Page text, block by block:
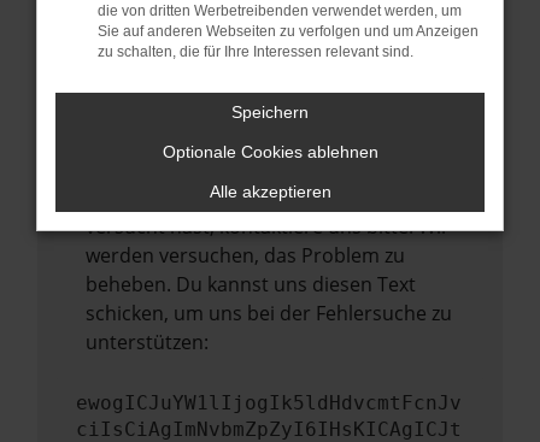
sind.
Veraltete Software birgt nicht nur ein
führen, dass bestimmte Funktionen nicht
mehr unterstützt werden.
Wende dich an den Webseitenbetreiber.
Wenn du alle oben genannten Schritte
versucht hast, kontaktiere uns bitte. Wir
werden versuchen, das Problem zu
beheben. Du kannst uns diesen Text
schicken, um uns bei der Fehlersuche zu
unterstützen:
ewogICJuYW1lIjogIk5ldHdvcmtFcnJv
ciIsCiAgImNvbmZpZyI6IHsKICAgICJt
die von dritten Werbetreibenden verwendet werden, um
Sie auf anderen Webseiten zu verfolgen und um Anzeigen
zu schalten, die für Ihre Interessen relevant sind.
Speichern
Optionale Cookies ablehnen
Alle akzeptieren